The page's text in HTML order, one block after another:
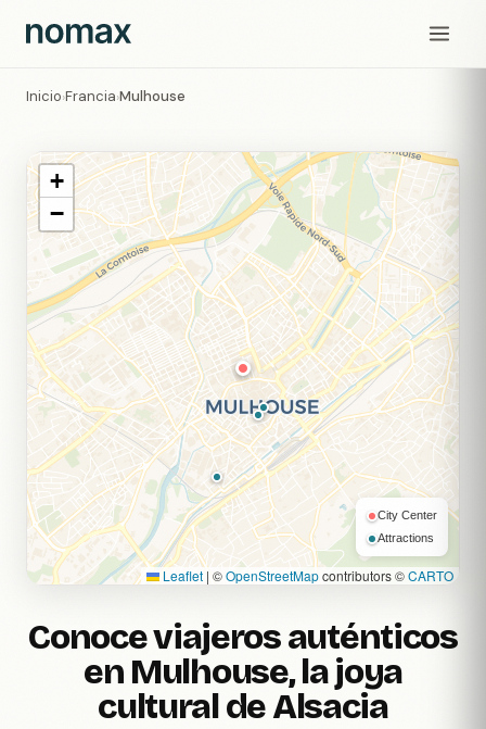
Inicio›Francia›Mulhouse
Conoce viajeros auténticos
en Mulhouse, la joya
cultural de Alsacia
+
−
City Center
Attractions
Leaflet | ©OpenStreetMapcontributors ©CARTO